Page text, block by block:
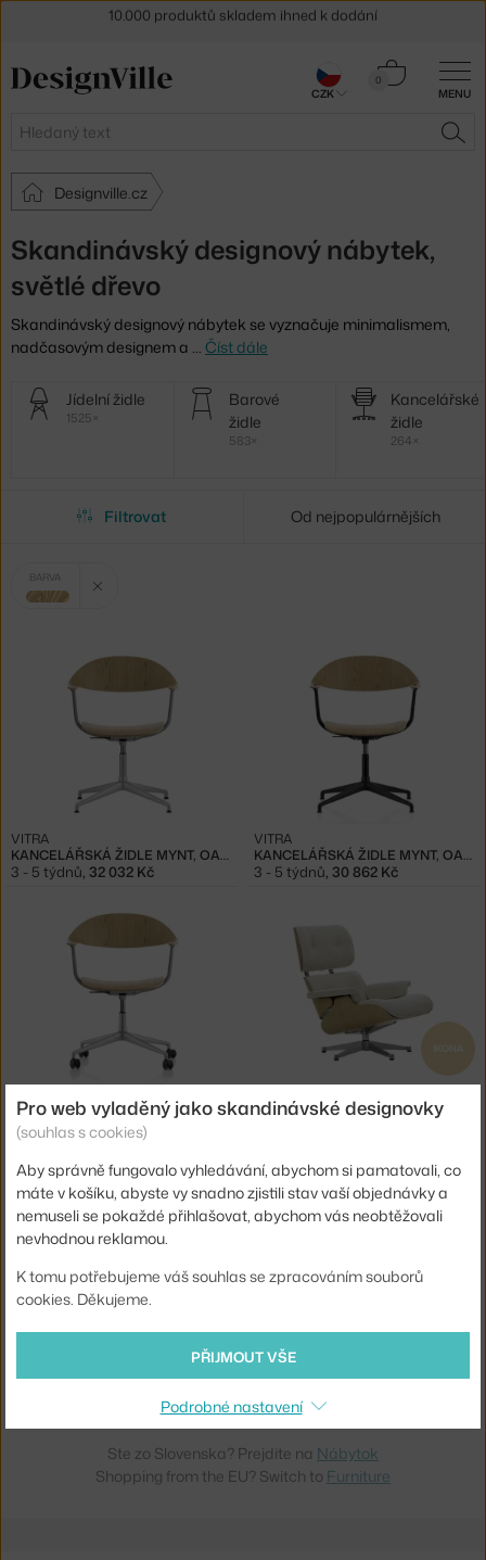
MENU
Hledat
0
Košík
Designville.cz
Skandinávský designový nábytek,
světlé dřevo
Skandinávský designový nábytek se vyznačuje minimalismem,
nadčasovým designem a … Číst dále
Další
kategorie
Jídelní židle
1525×
Barové
židle
583×
Kancelářské
židle
264×
Filtrovat Od nejpopulárnějších
Vybrané
filtry:
BARVA
světlé dřevo
KANCELÁŘSKÁ ŽIDLE MYNT, OAK/ALUMINIUM
VITRA
3 - 5 týdnů 32 032 Kč
KANCELÁŘSKÁ ŽIDLE MYNT, OAK/BLACK
VITRA
3 - 5 týdnů 30 862 Kč
KANCELÁŘSKÁ ŽIDLE MYNT, OAK/ALUMINIUM
3 - 5 týdnů,32 032 Kč
IKONA
KŘESLO EAMES LOUNGE CHAIR CHERRY, DARK SAND
Ste zo Slovenska? Prejdite na Nábytok
Shopping from the EU? Switch to Furniture
30 dní na vrácení zboží
CZK
Pro web vyladěný jako skandinávské designovky
(souhlas s cookies)
Aby správně fungovalo vyhledávání, abychom si pamatovali, co
máte v košíku, abyste vy snadno zjistili stav vaší objednávky a
nemuseli se pokaždé přihlašovat, abychom vás neobtěžovali
nevhodnou reklamou.
K tomu potřebujeme váš souhlas se zpracováním souborů
cookies. Děkujeme.
PŘIJMOUT VŠE
Podrobné nastavení